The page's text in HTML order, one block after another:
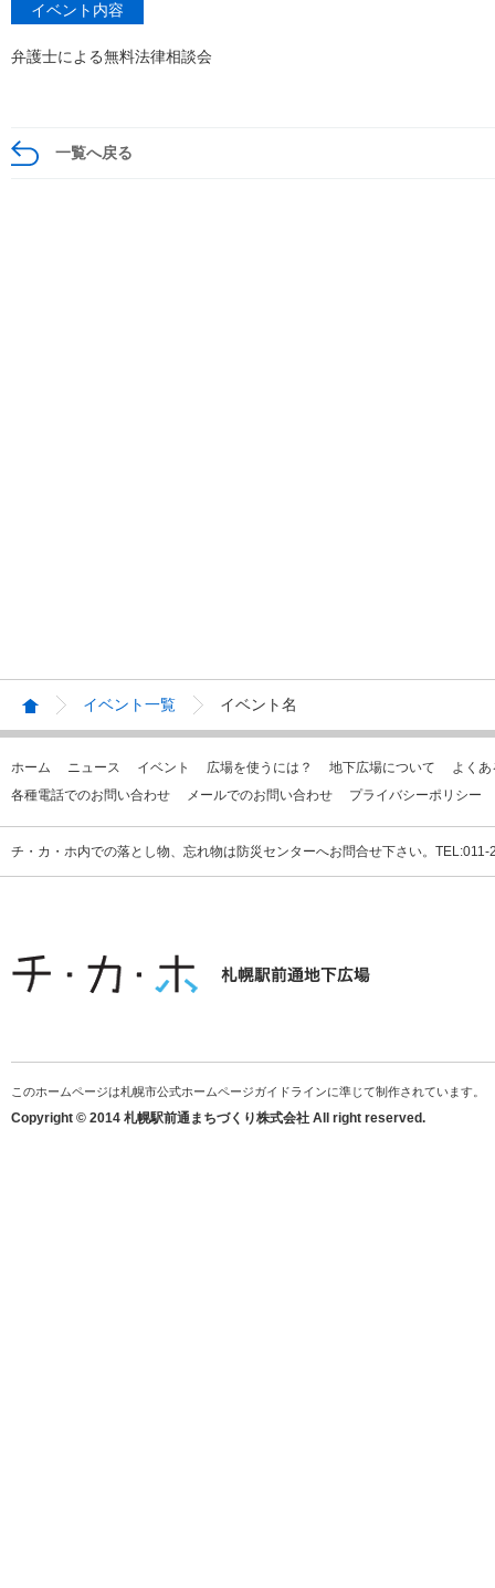
イベント内容
弁護士による無料法律相談会
一覧へ戻る
イベント一覧 イベント名
ホーム ニュース イベント 広場を使うには？ 地下広場について
よく
各種電話でのお問い合わせ
メールでのお問い合わせ プライバシーポリシー
チ・カ・ホ内での落とし物、忘れ物は防災センターへお問合せ下さい。
このホームページは札幌市公式ホームページガイドラインに準じて制作されています。
Copyright © 2014 札幌駅前通まちづくり株式会社 All right reserved.